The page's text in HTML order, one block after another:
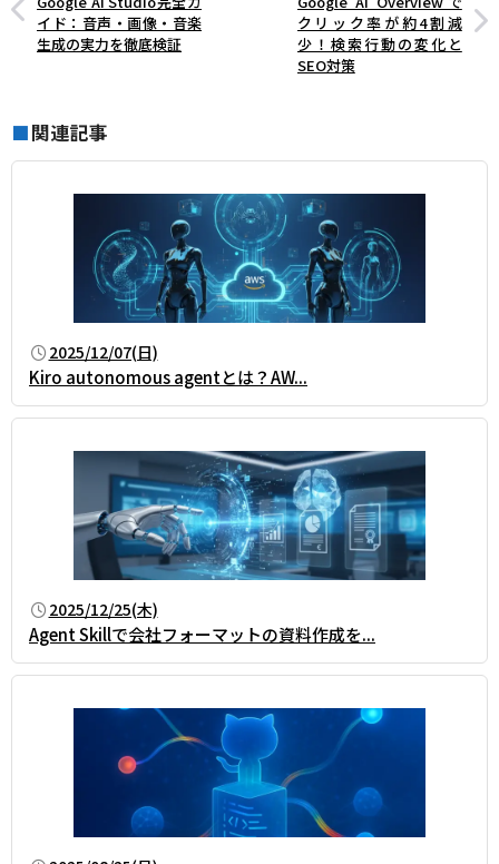
イド：音声・画像・音楽
生成の実力を徹底検証
クリック率が約4割減
少！検索行動の変化と
SEO対策
■関連記事
2025/12/07(日)
Kiro autonomous agentとは？AW...
2025/12/25(木)
Agent Skillで会社フォーマットの資料作成を...